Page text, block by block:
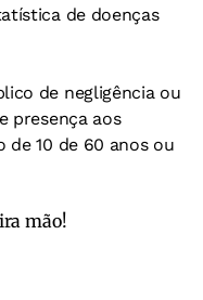
de doenças
de negligência ou
presença aos
de 10 de 60 anos ou
mão!